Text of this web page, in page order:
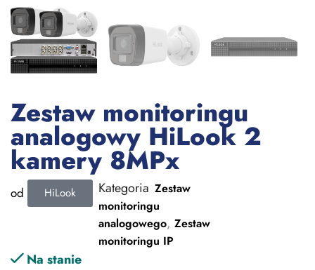
Zestaw monitoringu
analogowy HiLook 2
kamery 8MPx
od HiLook Kategoria Zestaw
monitoringu
analogowego, Zestaw
monitoringu IP
Na stanie